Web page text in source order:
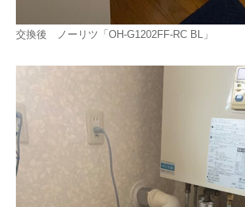
交換後 ノーリツ「OH-G1202FF-RC BL」